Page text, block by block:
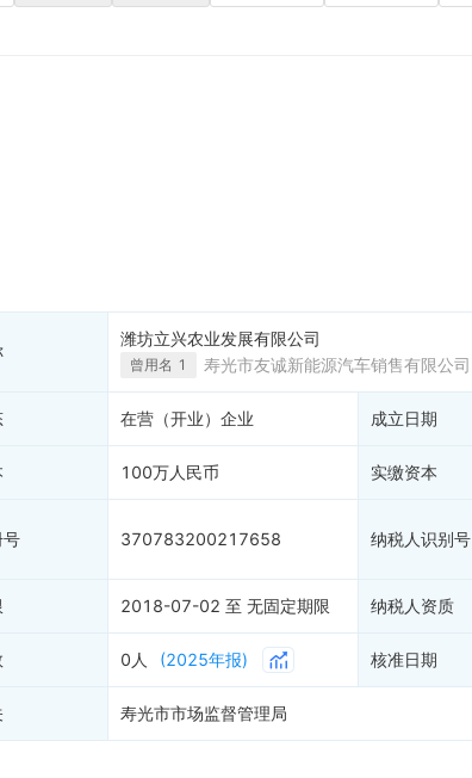
信用评价
进出口信用
债券信息
潍坊立兴农业发展有限公司
曾用名 1 寿光市友诚新能源汽车销售有限公司
在营（开业）企业 成立日期
100万人民币 实缴资本
号 370783200217658 纳税人识别号
2018-07-02 至 无固定期限 纳税人资质
0人 (2025年报) 核准日期
寿光市市场监督管理局